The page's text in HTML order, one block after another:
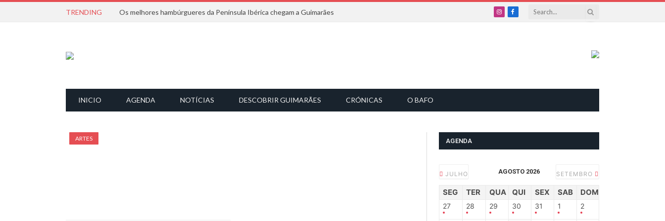
TRENDING Os melhores hambúrgueres da Península Ibérica chegam a Guimarães
InstagramFacebook
INICIO AGENDA NOTÍCIAS DESCOBRIR GUIMARÃES CRÓNICAS O BAFO
ARTES AGENDA
JULHO AGOSTO 2026 SETEMBRO
SEG TER QUA QUI SEX SAB DOM
27 28 29 30 31 1 2